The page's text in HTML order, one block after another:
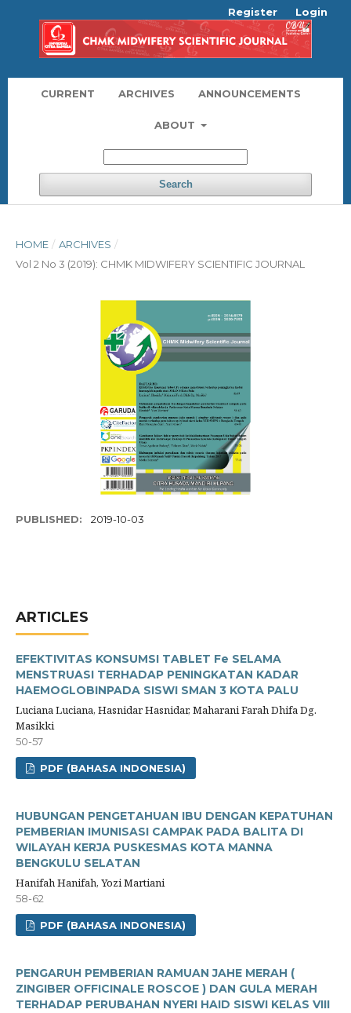
CURRENT ARCHIVES ANNOUNCEMENTS
ABOUT
Search
Register Login
HOME / ARCHIVES /
Vol 2 No 3 (2019): CHMK MIDWIFERY SCIENTIFIC JOURNAL
PUBLISHED: 2019-10-03
ARTICLES
EFEKTIVITAS KONSUMSI TABLET Fe SELAMA
MENSTRUASI TERHADAP PENINGKATAN KADAR
HAEMOGLOBINPADA SISWI SMAN 3 KOTA PALU
Luciana Luciana, Hasnidar Hasnidar, Maharani Farah Dhifa Dg.
Masikki
50-57
PDF (BAHASA INDONESIA)
HUBUNGAN PENGETAHUAN IBU DENGAN KEPATUHAN
PEMBERIAN IMUNISASI CAMPAK PADA BALITA DI
WILAYAH KERJA PUSKESMAS KOTA MANNA
BENGKULU SELATAN
Hanifah Hanifah, Yozi Martiani
58-62
PDF (BAHASA INDONESIA)
PENGARUH PEMBERIAN RAMUAN JAHE MERAH (
ZINGIBER OFFICINALE ROSCOE ) DAN GULA MERAH
TERHADAP PERUBAHAN NYERI HAID SISWI KELAS VIII